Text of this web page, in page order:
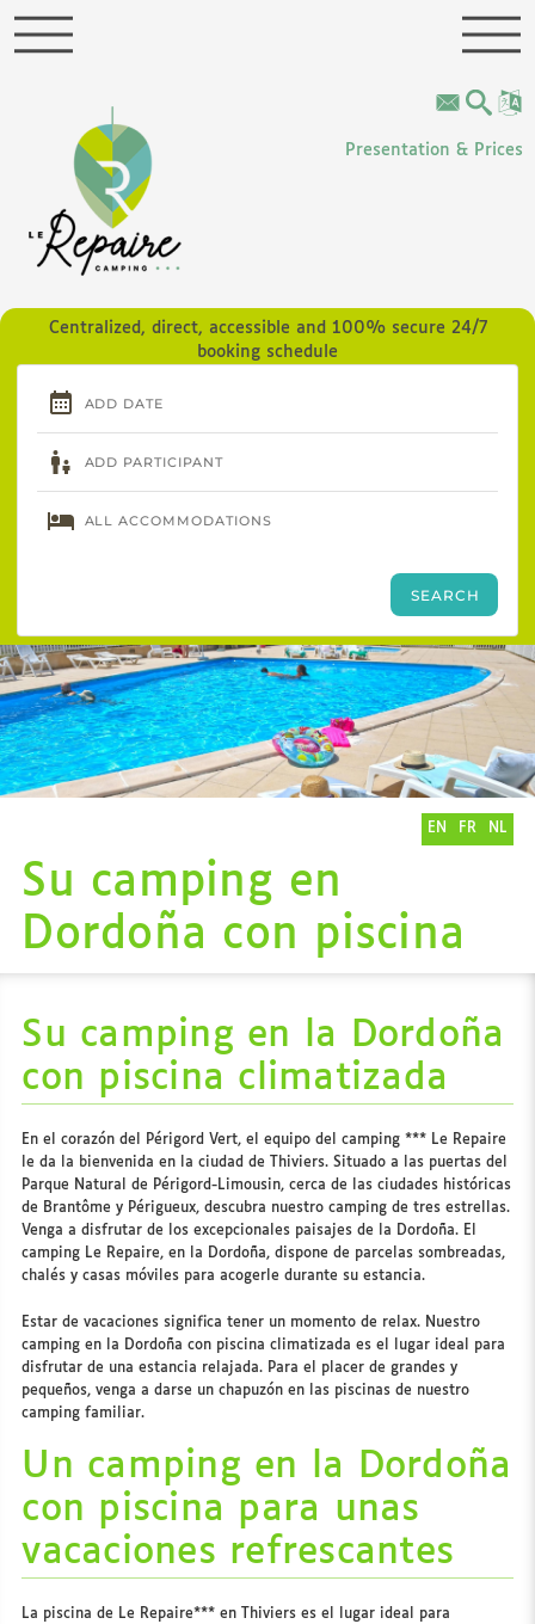
Presentation & Prices
Centralized, direct, accessible and 100% secure 24/7
booking schedule
EN FR NL
Su camping en
Dordoña con piscina
Su camping en la Dordoña
con piscina climatizada
En el corazón del Périgord Vert, el equipo del camping *** Le Repaire
le da la bienvenida en la ciudad de Thiviers. Situado a las puertas del
Parque Natural de Périgord-Limousin, cerca de las ciudades históricas
de Brantôme y Périgueux, descubra nuestro camping de tres estrellas.
Venga a disfrutar de los excepcionales paisajes de la Dordoña. El
camping Le Repaire, en la Dordoña, dispone de parcelas sombreadas,
chalés y casas móviles para acogerle durante su estancia.
Estar de vacaciones significa tener un momento de relax. Nuestro
camping en la Dordoña con piscina climatizada es el lugar ideal para
disfrutar de una estancia relajada. Para el placer de grandes y
pequeños, venga a darse un chapuzón en las piscinas de nuestro
camping familiar.
Un camping en la Dordoña
con piscina para unas
vacaciones refrescantes
La piscina de Le Repaire*** en Thiviers es el lugar ideal para